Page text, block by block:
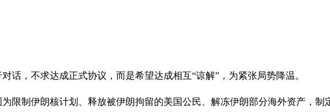
话，不求达成正式协议，而是希望达成相互“谅解”，为紧张局势降温。
限制伊朗核计划、释放被伊朗拘留的美国公民、解冻伊朗部分海外资产，